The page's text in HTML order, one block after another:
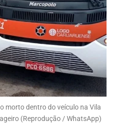
morto dentro do veículo na Vila
(Reprodução / WhatsApp)